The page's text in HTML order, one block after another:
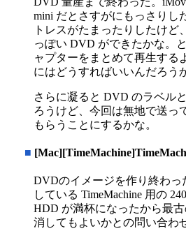
mini だとさすがにもっさりし
トレスがたまったりしたけど
っぽい DVD ができたかな。
ャプターをまとめて再生する
にはどうすればいいんだろう
さらに凝ると DVD のラベル
ろうけど、今回は無地で送っ
もらうことにするかな。
■
DVDのイメージを作り終わっ
している TimeMachine 用の
HDD が満杯になったから最
消してもよいかとの問い合わ